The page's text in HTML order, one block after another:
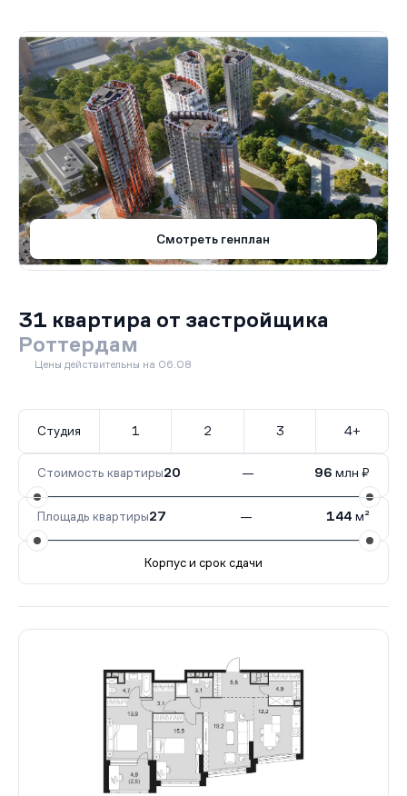
Смотреть генплан
31 квартира от застройщика
Роттердам
Цены действительны на 06.08
Студия 1 2 3 4+
Стоимость квартиры20 — 96 млн ₽
Площадь квартиры27 — 144 м²
Корпус и срок сдачи
2.16 кв.Сдан